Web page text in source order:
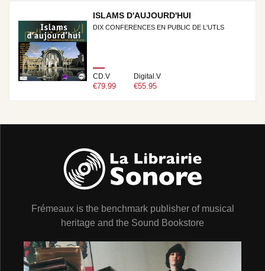
ISLAMS D'AUJOURD'HUI
DIX CONFERENCES EN PUBLIC DE L'UTLS
CD.V
€79.99
Digital.V
€55.95
Frémeaux is the benchmark publisher of musical
heritage and the Sound Bookstore